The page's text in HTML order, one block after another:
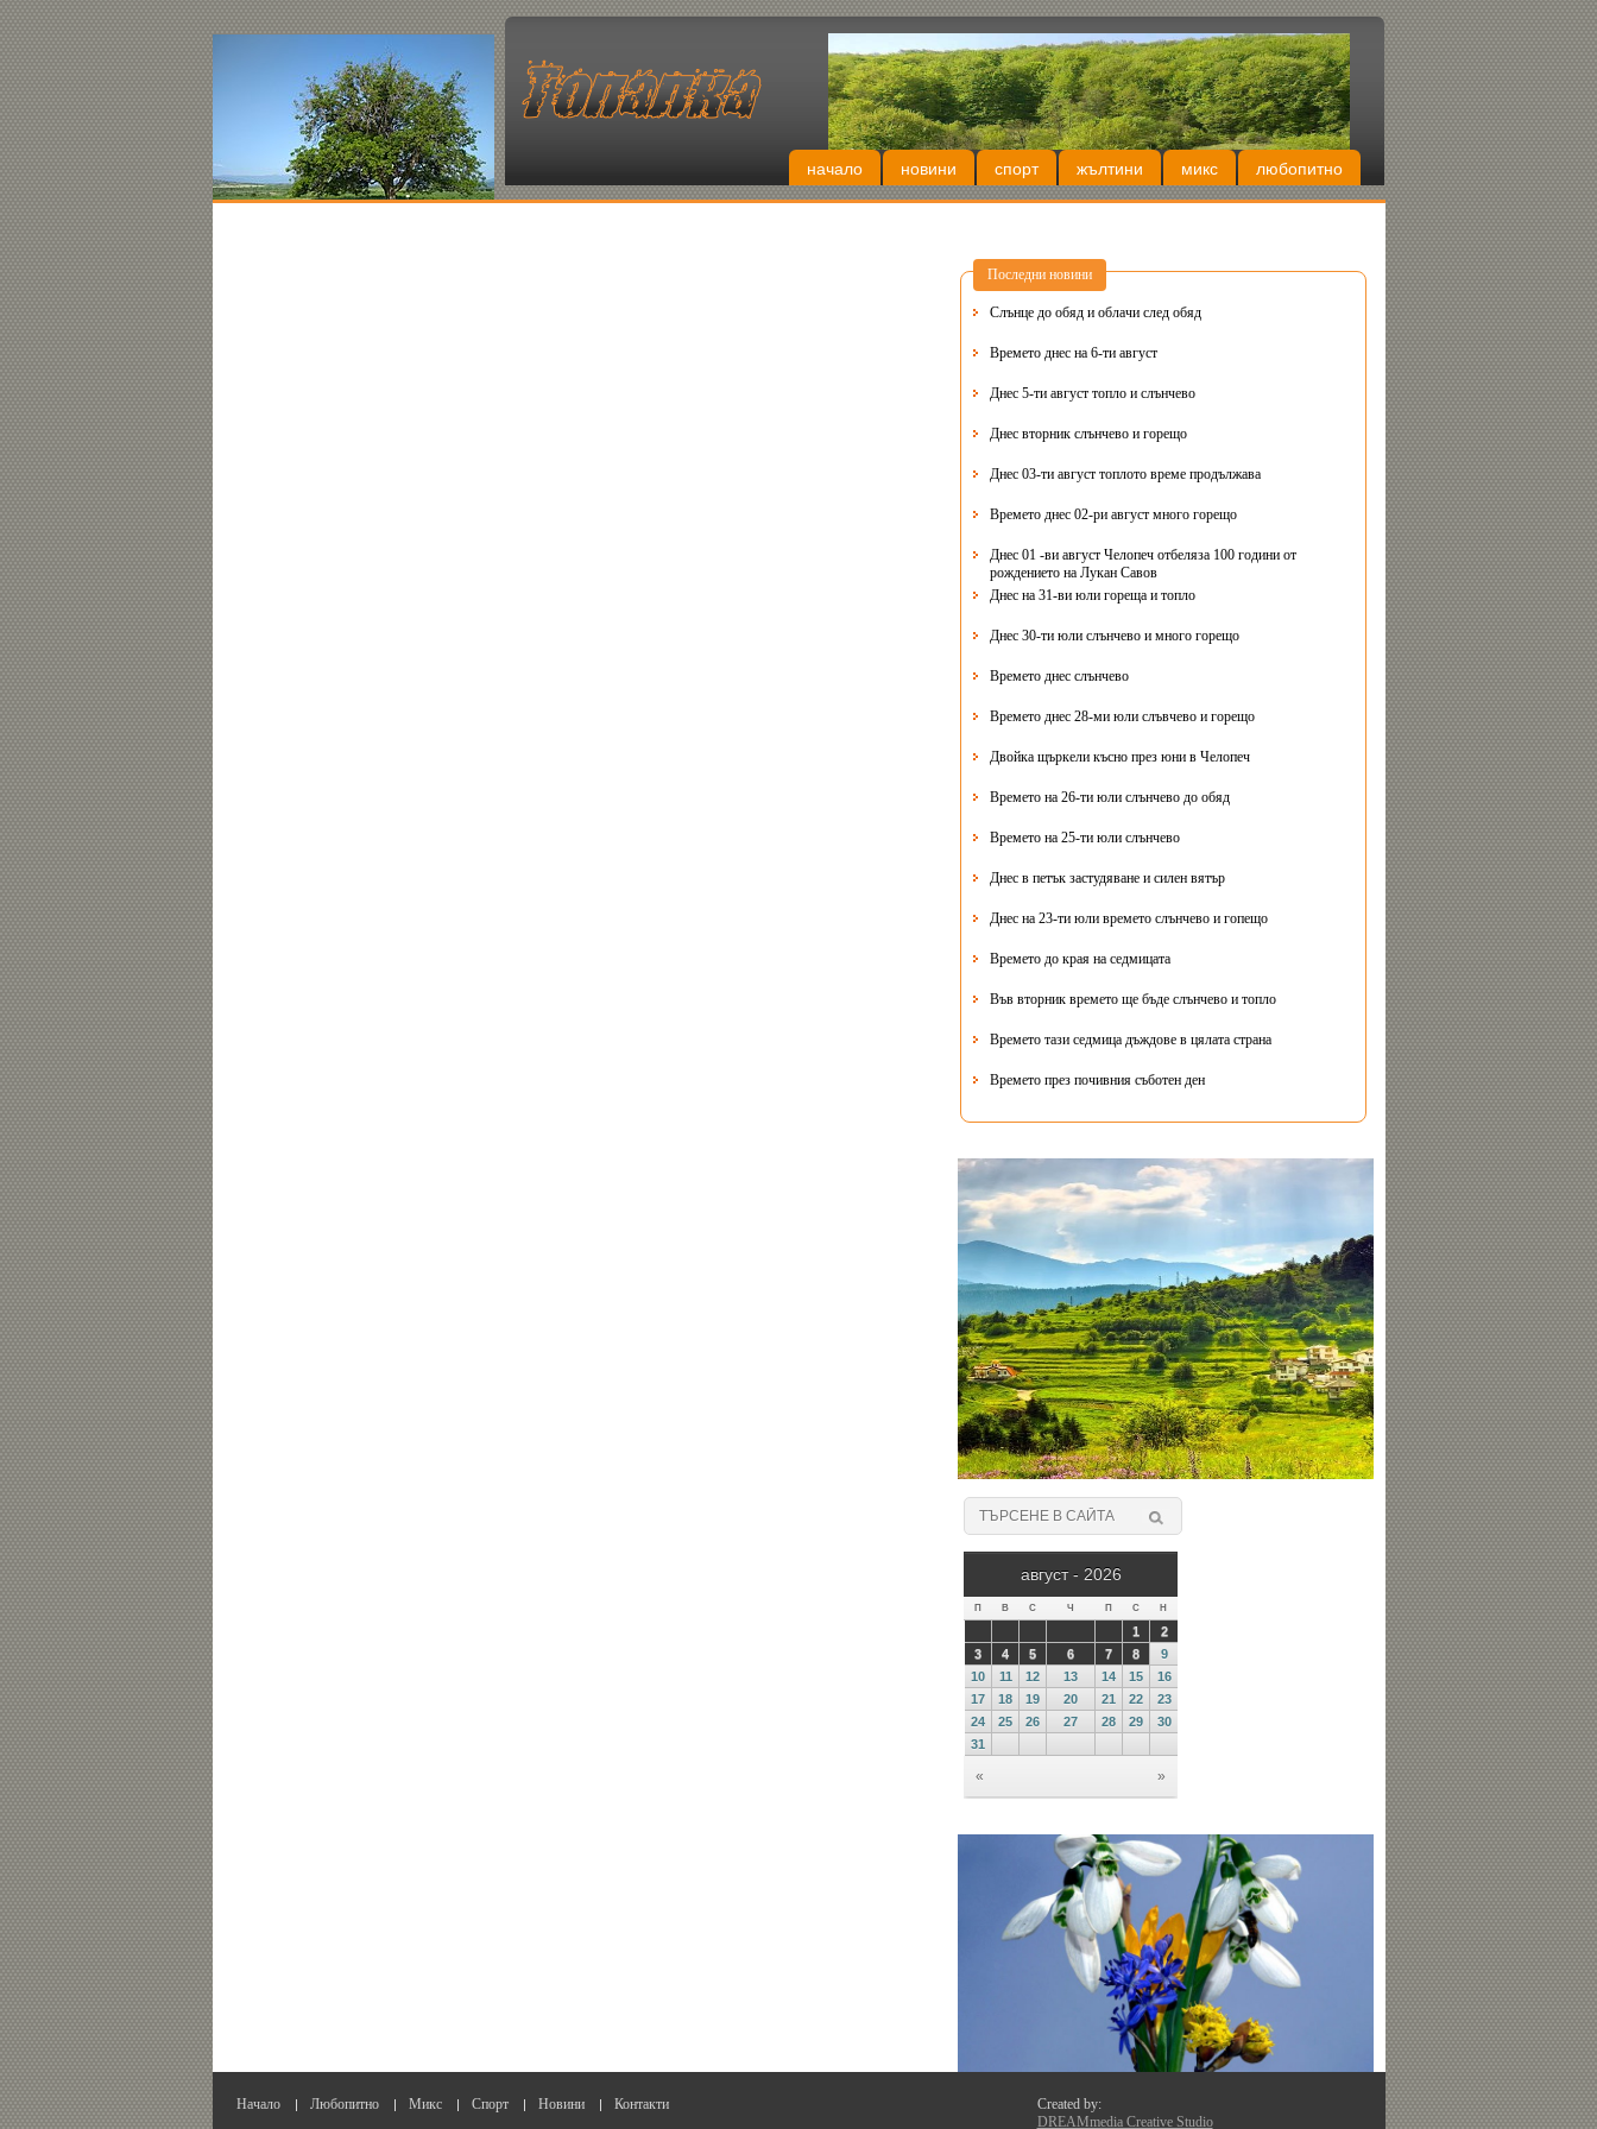
начало новини спорт жълтини микс любопитно
Последни новини
Слънце до обяд и облачи след обяд
Времето днес на 6-ти август
Днес 5-ти август топло и слънчево
Днес вторник слънчево и горещо
Днес 03-ти август топлото време продължава
Времето днес 02-ри август много горещо
Днес 01 -ви август Челопеч отбеляза 100 години от
рождението на Лукан Савов
Днес на 31-ви юли гореща и топло
Днес 30-ти юли слънчево и много горещо
Времето днес слънчево
Времето днес 28-ми юли слъвчево и горещо
Двойка щъркели късно през юни в Челопеч
Времето на 26-ти юли слънчево до обяд
Времето на 25-ти юли слънчево
Днес в петък застудяване и силен вятър
Днес на 23-ти юли времето слънчево и гопещо
Времето до края на седмицата
Във вторник времето ще бъде слънчево и топло
Времето тази седмица дъждове в цялата страна
Времето през почивния съботен ден
Начало Любопитно Микс Спорт Новини Контакти
Created by:
DREAMmedia Creative Studio